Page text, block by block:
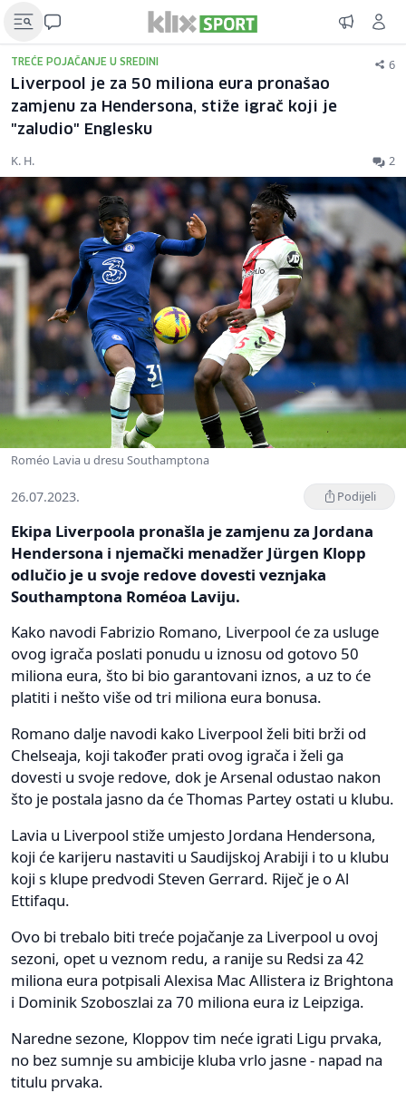
TREĆE POJAČANJE U SREDINI 6
Liverpool je za 50 miliona eura pronašao
zamjenu za Hendersona, stiže igrač koji je
"zaludio" Englesku
K. H. 2
Roméo Lavia u dresu Southamptona
26.07.2023. Podijeli
Ekipa Liverpoola pronašla je zamjenu za Jordana
Hendersona i njemački menadžer Jürgen Klopp
odlučio je u svoje redove dovesti veznjaka
Southamptona Roméoa Laviju.
Kako navodi Fabrizio Romano, Liverpool će za usluge
ovog igrača poslati ponudu u iznosu od gotovo 50
miliona eura, što bi bio garantovani iznos, a uz to će
platiti i nešto više od tri miliona eura bonusa.
Romano dalje navodi kako Liverpool želi biti brži od
Chelseaja, koji također prati ovog igrača i želi ga
dovesti u svoje redove, dok je Arsenal odustao nakon
što je postala jasno da će Thomas Partey ostati u klubu.
Lavia u Liverpool stiže umjesto Jordana Hendersona,
koji će karijeru nastaviti u Saudijskoj Arabiji i to u klubu
koji s klupe predvodi Steven Gerrard. Riječ je o Al
Ettifaqu.
Ovo bi trebalo biti treće pojačanje za Liverpool u ovoj
sezoni, opet u veznom redu, a ranije su Redsi za 42
miliona eura potpisali Alexisa Mac Allistera iz Brightona
i Dominik Szoboszlai za 70 miliona eura iz Leipziga.
Naredne sezone, Kloppov tim neće igrati Ligu prvaka,
no bez sumnje su ambicije kluba vrlo jasne - napad na
titulu prvaka.